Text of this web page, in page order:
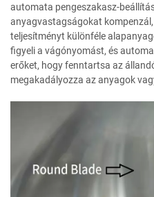
automata pengeszakasz-
anyagvastagságokat
teljesítményt különféle
figyeli a vágónyomást, és
erőket, hogy fenntartsa az
megakadályozza az anyagok